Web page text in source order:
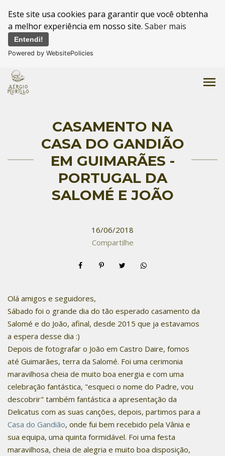
Este site usa cookies para garantir que você obtenha
a melhor experiência em nosso site. Saber mais
Entendi!
Powered by WebsitePolicies
menu
CASAMENTO NA
CASA DO GANDIÃO
EM GUIMARÃES -
PORTUGAL DA
SALOMÉ E JOÃO
16/06/2018
Compartilhe
Olá amigos e seguidores,
Sábado foi o grande dia do tão esperado casamento da
Salomé e do João, afinal, desde 2015 que ja estavamos
a espera desse dia :)
Depois de fotografar o João em Castro Daire, fomos
até Guimarães, terra da Salomé. Foi uma cerimonia
maravilhosa cheia de muito boa energia e com uma
celebração fantástica, "esqueci o nome do Padre, vou
descobrir" também fantástica a apresentação da
Delicatus com as suas canções, depois, partimos para a
Casa do Gandião, onde fui bem recebido pela Vânia e
sua equipa, uma quinta formidável. Foi uma festa
maravilhosa, cheia de alegria e muito boa disposição,